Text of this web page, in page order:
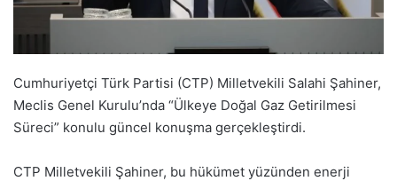
Cumhuriyetçi Türk Partisi (CTP) Milletvekili Salahi Şahiner,
Meclis Genel Kurulu’nda “Ülkeye Doğal Gaz Getirilmesi
Süreci” konulu güncel konuşma gerçekleştirdi.
CTP Milletvekili Şahiner, bu hükümet yüzünden enerji